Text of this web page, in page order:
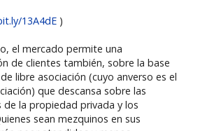
13A4dE )
el mercado permite una
de clientes también, sobre la base
libre asociación (cuyo anverso es el
que descansa sobre las
de la propiedad privada y los
sean mezquinos en sus